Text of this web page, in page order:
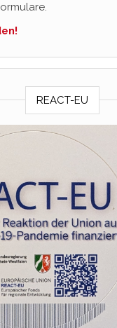
REACT-EU